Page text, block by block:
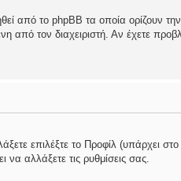
από το phpBB τα οποία ορίζουν
από τον διαχειριστή. Αν έχετε
επιλέξτε το Προφίλ (υπάρχει
αλλάξετε τις ρυθμίσεις σας.